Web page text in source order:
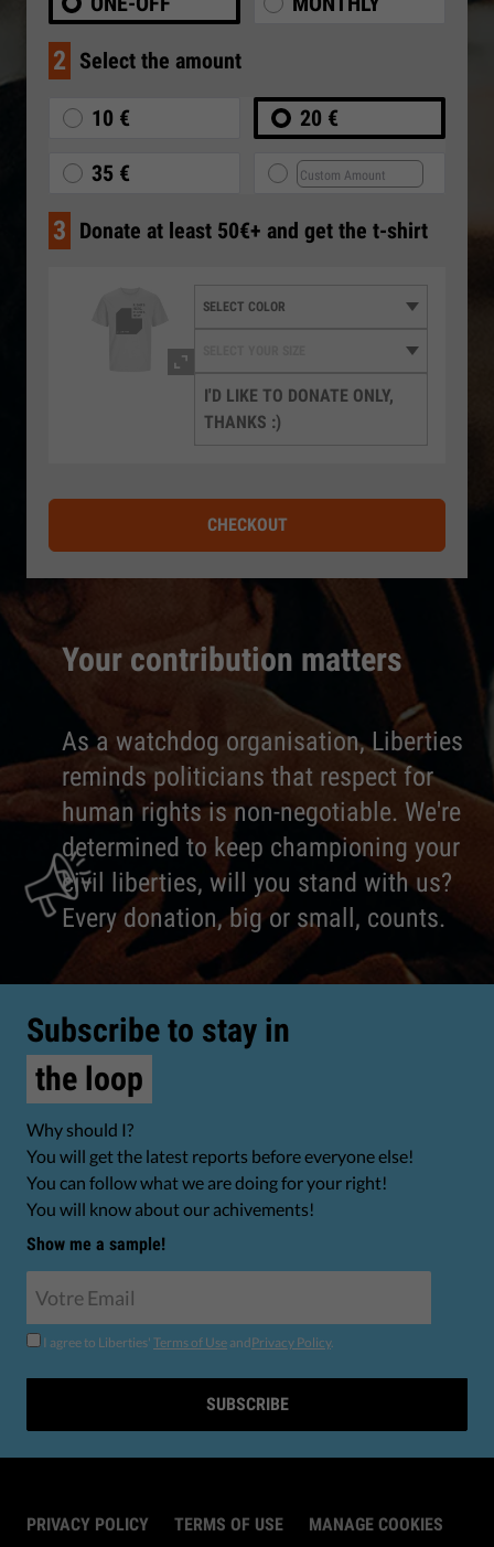
Your contribution matters
As a watchdog organisation, Liberties
reminds politicians that respect for
human rights is non-negotiable. We're
determined to keep championing your
civil liberties, will you stand with us?
Every donation, big or small, counts.
2 Select the amount
10 € 20 €
35 €
3 Donate at least 50€+ and get the t-shirt
I'D LIKE TO DONATE ONLY,
THANKS :)
CHECKOUT
Subscribe to stay in
the loop
Why should I?
You will get the latest reports before everyone else!
You can follow what we are doing for your right!
You will know about our achivements!
Show me a sample!
I agree to Liberties' Terms of Use andPrivacy Policy.
SUBSCRIBE
PRIVACY POLICY TERMS OF USE MANAGE COOKIES